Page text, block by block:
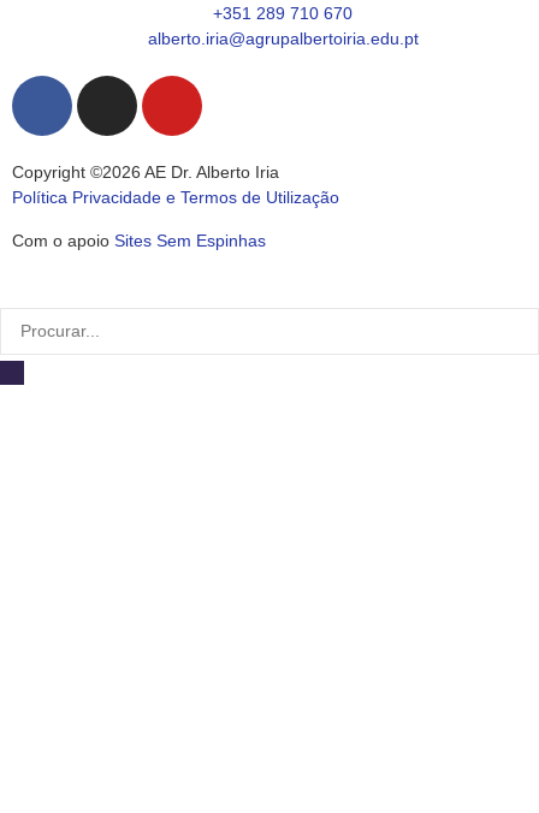
+351 289 710 670
alberto.iria@agrupalbertoiria.edu.pt
Copyright ©2026 AE Dr. Alberto Iria
Política Privacidade e Termos de Utilização
Com o apoio Sites Sem Espinhas